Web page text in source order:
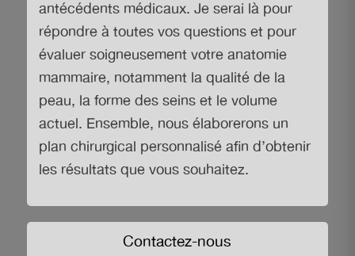
antécédents médicaux. Je serai là pour
répondre à toutes vos questions et pour
évaluer soigneusement votre anatomie
mammaire, notamment la qualité de la
peau, la forme des seins et le volume
actuel. Ensemble, nous élaborerons un
plan chirurgical personnalisé afin d’obtenir
les résultats que vous souhaitez.
Contactez-nous